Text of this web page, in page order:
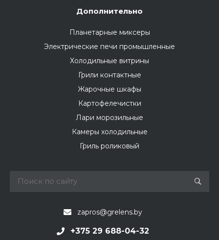
Дополнительно
Планетарные миксеры
Электрические печи промышленные
Холодильные витрины
Грили контактные
Жарочные шкафы
Картофелечистки
Лари морозильные
Камеры холодильные
Гриль роликовый
zapros@grelens.by
+375 29 688-04-32